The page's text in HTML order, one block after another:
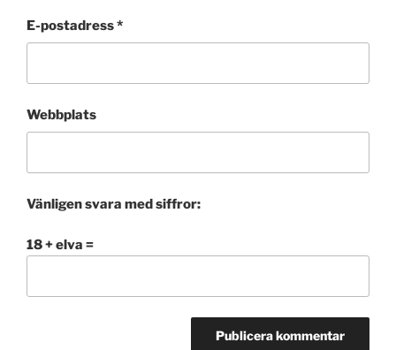
E-postadress*
Webbplats
Vänligen svara med siffror:
18 + elva =